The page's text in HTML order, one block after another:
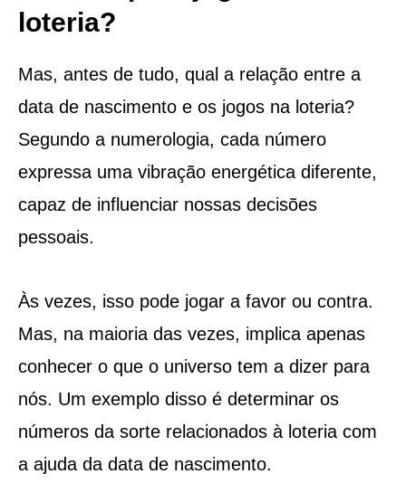
loteria?
Mas, antes de tudo, qual a relação entre a
data de nascimento e os jogos na loteria?
Segundo a numerologia, cada número
expressa uma vibração energética diferente,
capaz de influenciar nossas decisões
pessoais.
Às vezes, isso pode jogar a favor ou contra.
Mas, na maioria das vezes, implica apenas
conhecer o que o universo tem a dizer para
nós. Um exemplo disso é determinar os
números da sorte relacionados à loteria com
a ajuda da data de nascimento.